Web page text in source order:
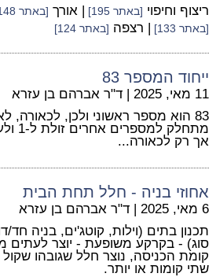
ריצוף וחיפוי [באתר 195] | אורך [באתר 148]
[באתר 133] | רצפה [באתר 124]
ייחוד המספר 83
11 מאי, 2025 | ד"ר אברהם בן עזרא
83 הוא מספר ראשוני ולכן, לכאורה,
מתחלק למספרים אחרים זולת ל-1 ולעצמו.
אך רק לכאורה...
אחוזי בניה - חלל תחת הבית
6 מאי, 2025 | ד"ר אברהם בן עזרא
תכנון בתים (וילות, קוטג'ים, בניה
סוג) - בקרקע משופעת - יוצר לעתים
קומת הכניסה, נוצר חלל שגובהו
שתי קומות או יותר.